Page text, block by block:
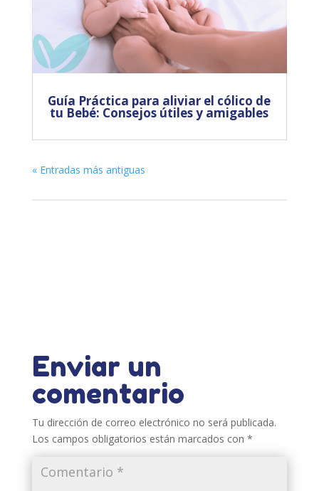
Guía Práctica para aliviar el cólico de
tu Bebé: Consejos útiles y amigables
« Entradas más antiguas
Enviar un
comentario
Tu dirección de correo electrónico no será publicada.
Los campos obligatorios están marcados con *